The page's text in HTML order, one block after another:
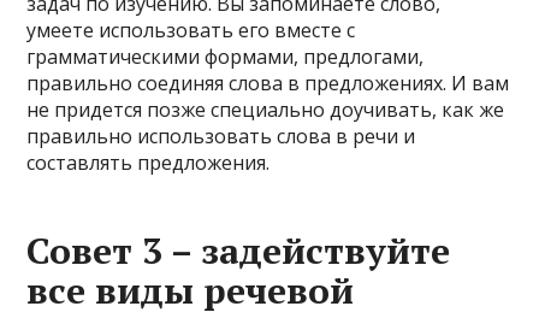
умеете использовать его вместе с
грамматическими формами, предлогами,
правильно соединяя слова в предложениях. И вам
не придется позже специально доучивать, как же
правильно использовать слова в речи и
составлять предложения.
Совет 3 – задействуйте
все виды речевой